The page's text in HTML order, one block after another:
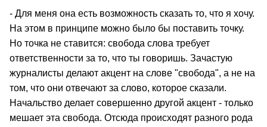
- Для меня она есть возможность сказать то, что я хочу.
На этом в принципе можно было бы поставить точку.
Но точка не ставится: свобода слова требует
ответственности за то, что ты говоришь. Зачастую
журналисты делают акцент на слове "свобода", а не на
том, что они отвечают за слово, которое сказали.
Начальство делает совершенно другой акцент - только
мешает эта свобода. Отсюда происходят разного рода